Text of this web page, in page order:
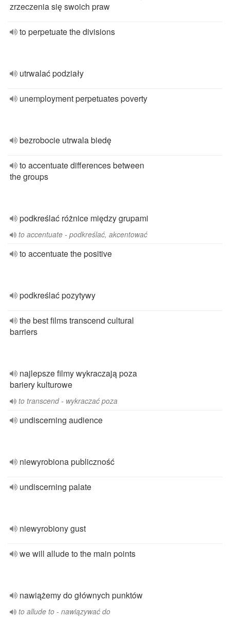
zrzeczenia się swoich praw
to perpetuate the divisions
utrwalać podziały
unemployment perpetuates poverty
bezrobocie utrwala biedę
to accentuate differences between
the groups
podkreślać różnice między grupami
to accentuate - podkreślać, akcentować
to accentuate the positive
podkreślać pozytywy
the best films transcend cultural
barriers
najlepsze filmy wykraczają poza
bariery kulturowe
to transcend - wykraczać poza
undiscerning audience
niewyrobiona publiczność
undiscerning palate
niewyrobiony gust
we will allude to the main points
nawiążemy do głównych punktów
to allude to - nawiązywać do